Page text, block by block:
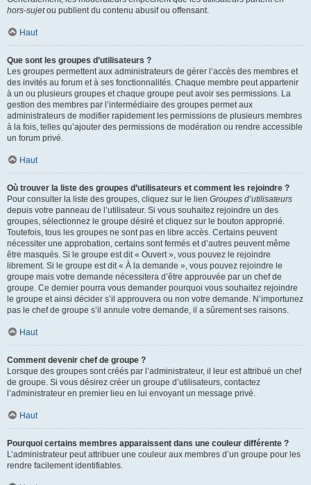
hors-sujetou publient du contenu abusif ou offensant.
Haut
Que sont les groupes d’utilisateurs ?
Les groupes permettent aux administrateurs de gérer l’accès des membres et
des invités au forum et à ses fonctionnalités. Chaque membre peut appartenir
à un ou plusieurs groupes et chaque groupe peut avoir ses permissions. La
gestion des membres par l’intermédiaire des groupes permet aux
administrateurs de modifier rapidement les permissions de plusieurs membres
à la fois, telles qu’ajouter des permissions de modération ou rendre accessible
un forum privé.
Haut
Où trouver la liste des groupes d’utilisateurs et comment les rejoindre ?
Pour consulter la liste des groupes, cliquez sur le lien Groupes d’utilisateurs
depuis votre panneau de l’utilisateur. Si vous souhaitez rejoindre un des
groupes, sélectionnez le groupe désiré et cliquez sur le bouton approprié.
Toutefois, tous les groupes ne sont pas en libre accès. Certains peuvent
nécessiter une approbation, certains sont fermés et d’autres peuvent même
être masqués. Si le groupe est dit « Ouvert », vous pouvez le rejoindre
librement. Si le groupe est dit « À la demande », vous pouvez rejoindre le
groupe mais votre demande nécessitera d’être approuvée par un chef de
groupe. Ce dernier pourra vous demander pourquoi vous souhaitez rejoindre
le groupe et ainsi décider s’il approuvera ou non votre demande. N’importunez
pas le chef de groupe s’il annule votre demande, il a sûrement ses raisons.
Haut
Comment devenir chef de groupe ?
Lorsque des groupes sont créés par l’administrateur, il leur est attribué un chef
de groupe. Si vous désirez créer un groupe d’utilisateurs, contactez
l’administrateur en premier lieu en lui envoyant un message privé.
Haut
Pourquoi certains membres apparaissent dans une couleur différente ?
L’administrateur peut attribuer une couleur aux membres d’un groupe pour les
rendre facilement identifiables.